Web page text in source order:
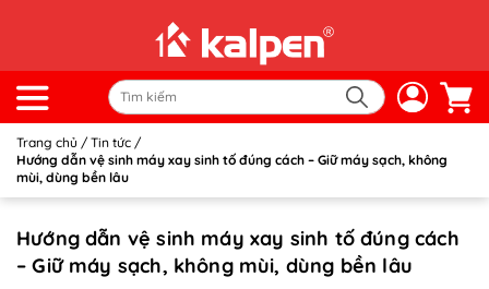
Trang chủ / Tin tức /
Hướng dẫn vệ sinh máy xay sinh tố đúng cách – Giữ máy sạch, không
mùi, dùng bền lâu
Hướng dẫn vệ sinh máy xay sinh tố đúng cách
– Giữ máy sạch, không mùi, dùng bền lâu